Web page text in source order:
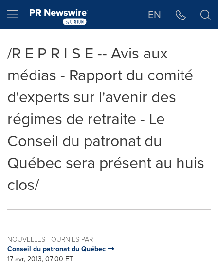
Hamburger menu EN
/R E P R I S E -- Avis aux
médias - Rapport du comité
d'experts sur l'avenir des
régimes de retraite - Le
Conseil du patronat du
Québec sera présent au huis
clos/
NOUVELLES FOURNIES PAR
Conseil du patronat du Québec
17 avr, 2013, 07:00 ET